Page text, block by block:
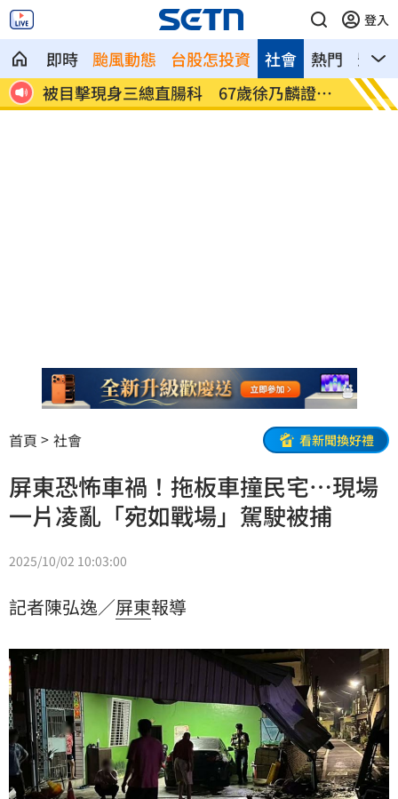
登入
即時 颱風動態 台股怎投資 熱門 影音
社會
紀
被目擊現身三總直腸科 67歲徐乃麟證實
了
南澳
首頁 社會 看新聞換好禮
屏東恐怖車禍！拖板車撞民宅…現場
一片凌亂「宛如戰場」駕駛被捕
2025/10/02 10:03:00
記者陳弘逸／屏東報導